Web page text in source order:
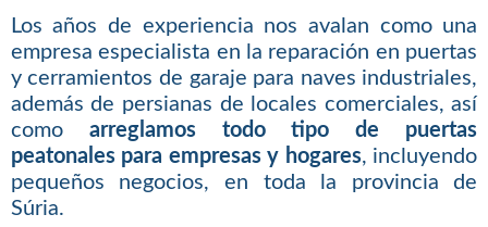
Los años de experiencia nos avalan como una
empresa especialista en la reparación en puertas
y cerramientos de garaje para naves industriales,
además de persianas de locales comerciales, así
como arreglamos todo tipo de puertas
peatonales para empresas y hogares, incluyendo
pequeños negocios, en toda la provincia de
Súria.